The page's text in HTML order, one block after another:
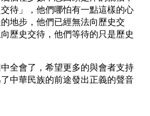
待」，他們哪怕有一點這樣的心
地步，他們已經無法向歷史交
歷史交待，他們等待的只是歷史
全會了，希望更多的與會者支持
中華民族的前途發出正義的聲音